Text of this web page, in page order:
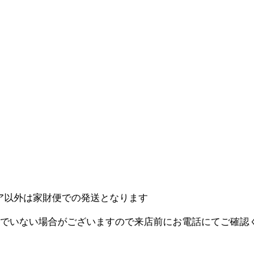
外は家財便での発送となります
ない場合がございますので来店前にお電話にてご確認